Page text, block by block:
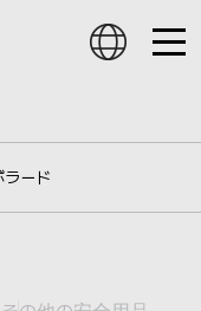
ラード